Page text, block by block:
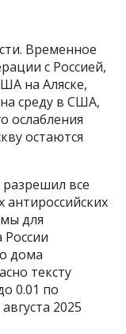
Временное
с Россией,
на Аляске,
среду в США,
ослабления
остаются
все
для
России
дома
тексту
0.01 по
2025